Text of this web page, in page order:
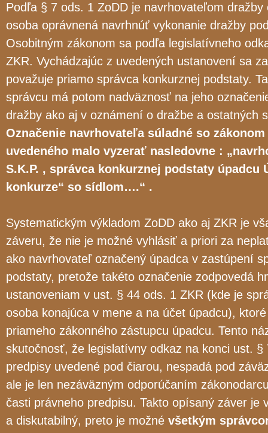
Podľa § 7 ods. 1 ZoDD je navrhovateľom dražby
osoba oprávnená navrhnúť vykonanie dražby
Osobitným zákonom sa podľa legislatívneho
ZKR. Vychádzajúc z uvedených ustanovení sa
považuje priamo správca konkurznej podstaty.
správcu má potom nadväznosť na jeho
dražby ako aj v oznámení o dražbe a ostatných
Označenie navrhovateľa súladné so
uvedeného malo vyzerať nasledovne :
S.K.P. , správca konkurznej podstaty úpadcu
konkurze“ so sídlom….“ .
Systematickým výkladom ZoDD ako aj ZKR je
záveru, že nie je možné vyhlásiť a priori za
ako navrhovateľ označený úpadca v zastúpení
podstaty, pretože takéto označenie zodpovedá
ustanoveniam v ust. § 44 ods. 1 ZKR (kde je
osoba konajúca v mene a na účet úpadcu),
priameho zákonného zástupcu úpadcu. Tento
skutočnosť, že legislatívny odkaz na konci ust. §
predpisy uvedené pod čiarou, nespadá pod
ale je len nezáväzným odporúčaním
časti právneho predpisu. Takto opísaný záver je
a diskutabilný, preto je možné všetkým